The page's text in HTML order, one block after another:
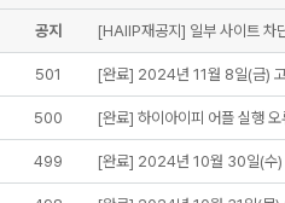
공지 [HAIIP재공지] 일부 사이트 차
501 [완료] 2024년 11월 8일(금)
500 [완료] 하이아이피 어플 실행
499 [완료] 2024년 10월 30일(수)